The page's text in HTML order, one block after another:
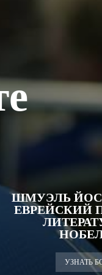
ШМУЭЛЬ
ЕВРЕЙСКИЙ
УЗНАТЬ